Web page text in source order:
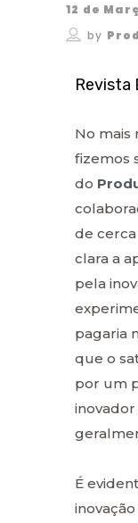
12 de
by
Revista
No mais
fizemos
do
de
clara a
pela
pagaria
que o
por um
É